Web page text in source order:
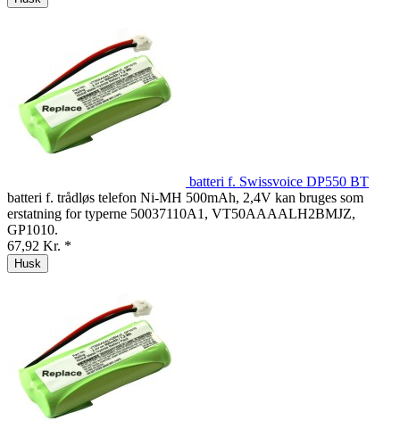
batteri f. Swissvoice DP550 BT
batteri f. trådløs telefon Ni-MH 500mAh, 2,4V kan bruges som
erstatning for typerne 50037110A1, VT50AAAALH2BMJZ,
GP1010.
67,92 Kr. *
Husk